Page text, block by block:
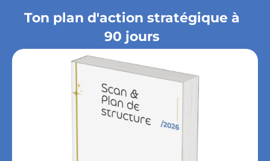
Ton plan d'action stratégique à
90 jours